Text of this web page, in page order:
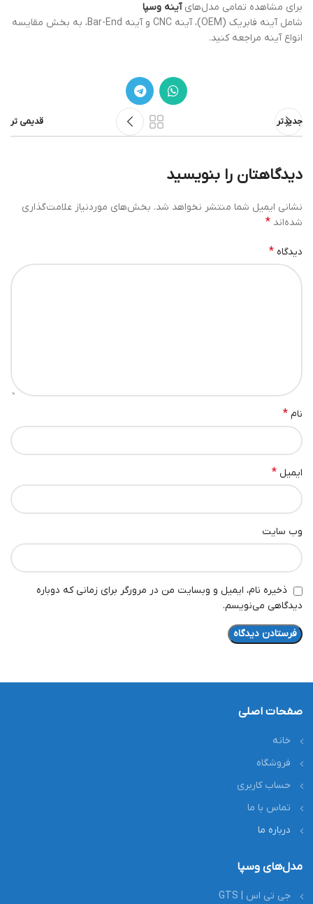
برای مشاهده تمامی مدل‌هایآینه وسپا
شامل آینه فابریک (OEM)، آینه CNC و آینه Bar-End، به بخش مقایسه
انواع آینه مراجعه کنید.
جدیدتر قدیمی تر
دیدگاهتان را بنویسید
نشانی ایمیل شما منتشر نخواهد شد. بخش‌های موردنیاز علامت‌گذاری
شده‌اند *
دیدگاه *
نام *
ایمیل *
وب‌ سایت
ذخیره نام، ایمیل و وبسایت من در مرورگر برای زمانی که دوباره
دیدگاهی می‌نویسم.
صفحات اصلی
خانه
فروشگاه
حساب کاربری
تماس با ما
درباره ما
مدل‌های وسپا
جی تی اس | GTS